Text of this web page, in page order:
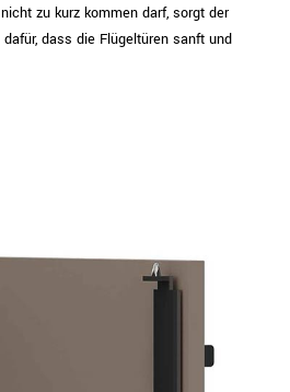
zu kurz kommen darf, sorgt der
dass die Flügeltüren sanft und